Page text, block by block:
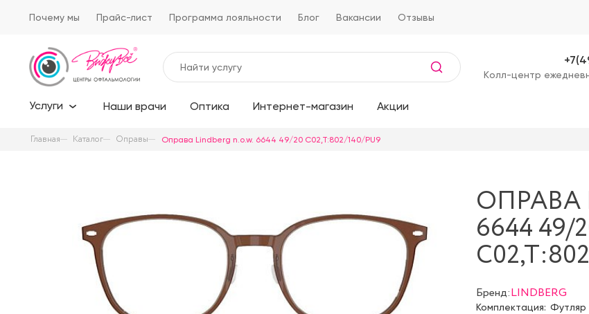
Почему мы Прайс-лист Программа лояльности Блог Вакансии Отзывы
Kолл-центр
Услуги Наши врачи Оптика Интернет-магазин Акции
Главная Каталог Оправы Оправа Lindberg n.o.w. 6644 49/20 C02,T:802/140/PU9
ОПРАВА
6644 49/
Бренд:LINDBERG
Комплектация: Футляр